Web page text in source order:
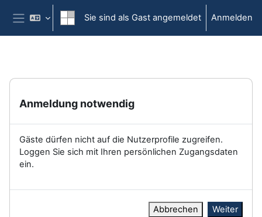
Zum Hauptinhalt
Website-Übersicht
Sie sind als Gast angemeldet Anmelden
Anmeldung notwendig
Gäste dürfen nicht auf die Nutzerprofile zugreifen.
Loggen Sie sich mit Ihren persönlichen Zugangsdaten
ein.
Abbrechen Weiter